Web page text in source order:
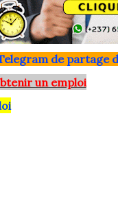
de partage
un emploi